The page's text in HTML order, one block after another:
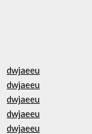
dwjaeeu
dwjaeeu
dwjaeeu
dwjaeeu
dwjaeeu